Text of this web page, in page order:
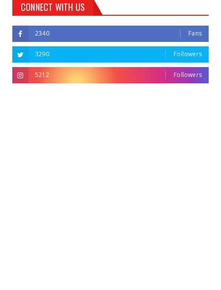
CONNECT WITH US
2340 Fans
3290 Followers
5212 Followers